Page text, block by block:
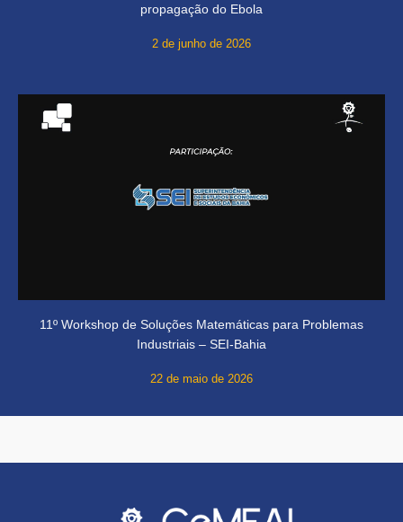
propagação do Ebola
2 de junho de 2026
11º Workshop de Soluções Matemáticas para Problemas
Industriais – SEI-Bahia
22 de maio de 2026